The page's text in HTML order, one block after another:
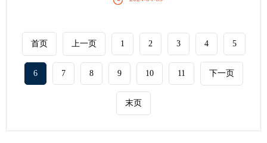
首页 上一页 1 2 3 4 5
6 7 8 9 10 11 下一页
末页